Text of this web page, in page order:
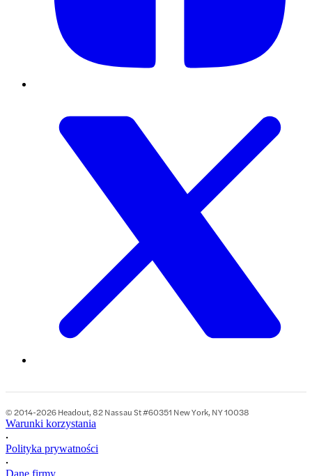
© 2014-2026 Headout, 82 Nassau St #60351 New York, NY 10038
Warunki korzystania
•
Polityka prywatności
•
Dane firmy